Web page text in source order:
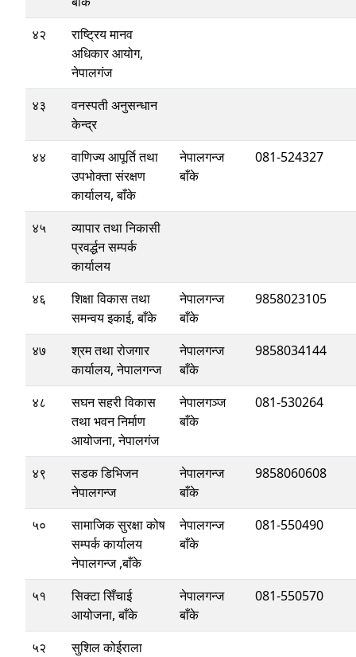
४२
राष्ट्रिय मानव
अधिकार आयोग,
नेपालगंज
४३
वनस्पती अनुसन्धान
केन्द्र
४४
वाणिज्य आपूर्ति तथा
उपभोक्ता संरक्षण
कार्यालय, बाँके
नेपालगन्ज
बाँके
081-524327
४५
व्यापार तथा निकासी
प्रवर्द्धन सम्पर्क
कार्यालय
४६
शिक्षा विकास तथा
समन्वय इकाई, बाँके
नेपालगन्ज
बाँके
9858023105
४७
श्रम तथा रोजगार
कार्यालय, नेपालगन्ज
नेपालगन्ज
बाँके
9858034144
४८
सघन सहरी विकास
तथा भवन निर्माण
आयोजना, नेपालगंज
नेपालगञ्ज
बाँके
081-530264
४९
सडक डिभिजन
नेपालगन्ज
नेपालगन्ज
बाँके
9858060608
५०
सामाजिक सुरक्षा कोष
सम्पर्क कार्यालय
नेपालगन्ज ,बाँके
नेपालगन्ज
बाँके
081-550490
५१
सिक्टा सिँचाई
आयोजना, बाँके
नेपालगन्ज
बाँके
081-550570
५२
सुशिल कोईराला